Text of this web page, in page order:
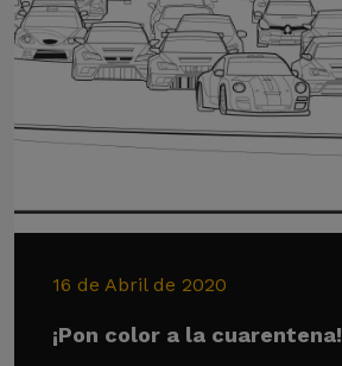
16 de Abril de 2020
¡Pon color a la cuarentena!